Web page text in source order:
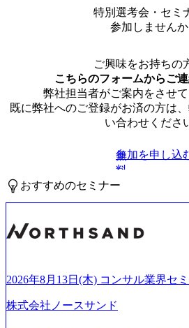
特別選考会・セミ
参加しませんか
ご興味をお持ちの
こちらのフォームからご
弊社担当者がご案内をさせて
既に弊社へのご登録がお済の方は
い合わせくださ
無
料
参加を申し込
おすすめのセミナー
2026年8月13日(木) コンサル業界セ
株式会社ノースサンド